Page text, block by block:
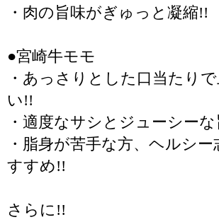
・肉の旨味がぎゅっと凝縮!!
●宮崎牛モモ
・あっさりとした口当たり
い!!
・適度なサシとジューシー
・脂身が苦手な方、ヘルシ
すすめ!!
さらに!!